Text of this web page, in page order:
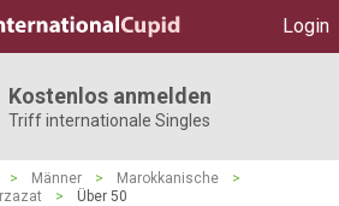
Login
Kostenlos anmelden
Triff internationale Singles
> Männer > Marokkanische
>
> Über 50